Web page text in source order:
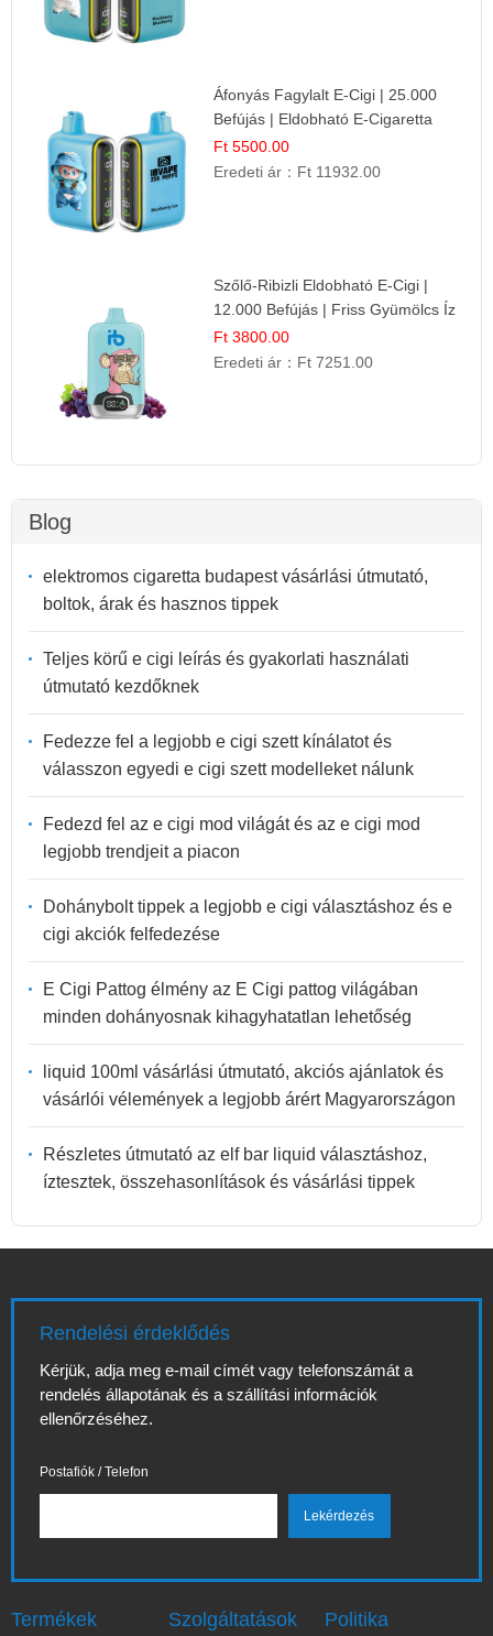
Áfonyás Fagylalt E-Cigi | 25.000
Befújás | Eldobható E-Cigaretta
Ft 5500.00
Eredeti ár： Ft 11932.00
Szőlő-Ribizli Eldobható E-Cigi |
12.000 Befújás | Friss Gyümölcs Íz
Ft 3800.00
Eredeti ár： Ft 7251.00
Blog
elektromos cigaretta budapest vásárlási útmutató,
boltok, árak és hasznos tippek
Teljes körű e cigi leírás és gyakorlati használati
útmutató kezdőknek
Fedezze fel a legjobb e cigi szett kínálatot és
válasszon egyedi e cigi szett modelleket nálunk
Fedezd fel az e cigi mod világát és az e cigi mod
legjobb trendjeit a piacon
Dohánybolt tippek a legjobb e cigi választáshoz és e
cigi akciók felfedezése
E Cigi Pattog élmény az E Cigi pattog világában
minden dohányosnak kihagyhatatlan lehetőség
liquid 100ml vásárlási útmutató, akciós ajánlatok és
vásárlói vélemények a legjobb árért Magyarországon
Részletes útmutató az elf bar liquid választáshoz,
íztesztek, összehasonlítások és vásárlási tippek
Rendelési érdeklődés
Kérjük, adja meg e-mail címét vagy telefonszámát a
rendelés állapotának és a szállítási információk
ellenőrzéséhez.
Postafiók / Telefon
Termékek Szolgáltatások Politika